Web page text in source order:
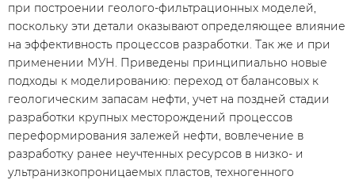
при построении геолого-фильтрационных моделей,
поскольку эти детали оказывают определяющее влияние
на эффективность процессов разработки. Так же и при
применении МУН. Приведены принципиально новые
подходы к моделированию: переход от балансовых к
геологическим запасам нефти, учет на поздней стадии
разработки крупных месторождений процессов
переформирования залежей нефти, вовлечение в
разработку ранее неучтенных ресурсов в низко- и
ультранизкопроницаемых пластов, техногенного